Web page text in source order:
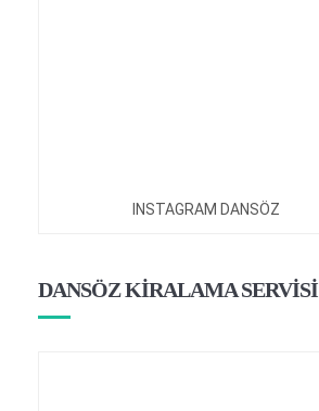
INSTAGRAM DANSÖZ
DANSÖZ KİRALAMA SERVİSİ